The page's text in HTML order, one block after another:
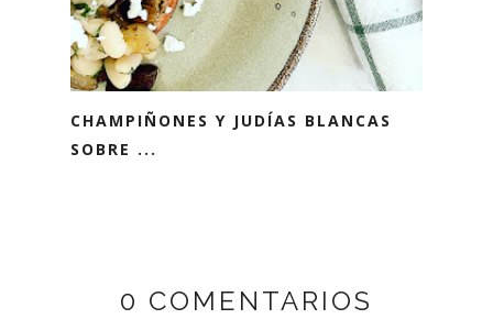
CHAMPIÑONES Y JUDÍAS BLANCAS
SOBRE ...
0 COMENTARIOS